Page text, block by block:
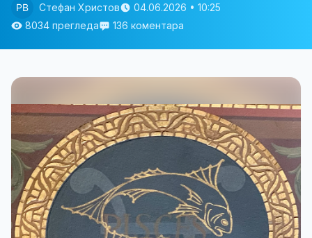
Стефан Христов
04.06.2026 • 10:25
8034 прегледа
136 коментара